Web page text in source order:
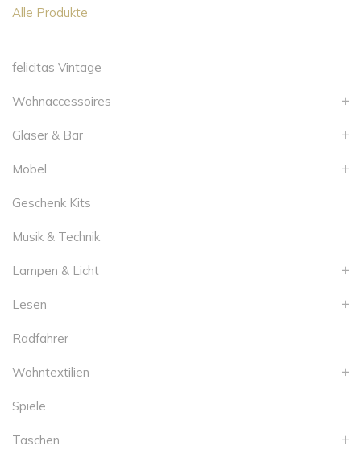
Alle Produkte
felicitas Vintage
Wohnaccessoires
Gläser & Bar
Möbel
Geschenk Kits
Musik & Technik
Lampen & Licht
Lesen
Radfahrer
Wohntextilien
Spiele
Taschen